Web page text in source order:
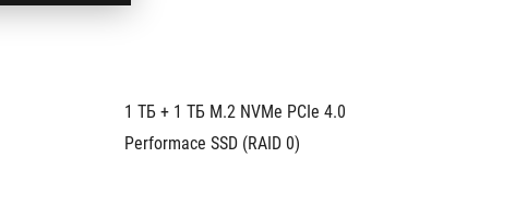
1 ТБ + 1 ТБ M.2 NVMe PCIe 4.0
Performace SSD (RAID 0)